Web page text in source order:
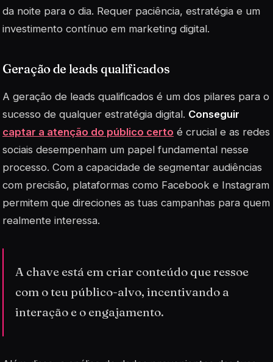
da noite para o dia. Requer paciência, estratégia e um
investimento contínuo em marketing digital.
Geração de leads qualificados
A geração de leads qualificados é um dos pilares para o
sucesso de qualquer estratégia digital. Conseguir
captar a atenção do público certo é crucial e as redes
sociais desempenham um papel fundamental nesse
processo. Com a capacidade de segmentar audiências
com precisão, plataformas como Facebook e Instagram
permitem que direciones as tuas campanhas para quem
realmente interessa.
A chave está em criar conteúdo que ressoe
com o teu público-alvo, incentivando a
interação e o engajamento.